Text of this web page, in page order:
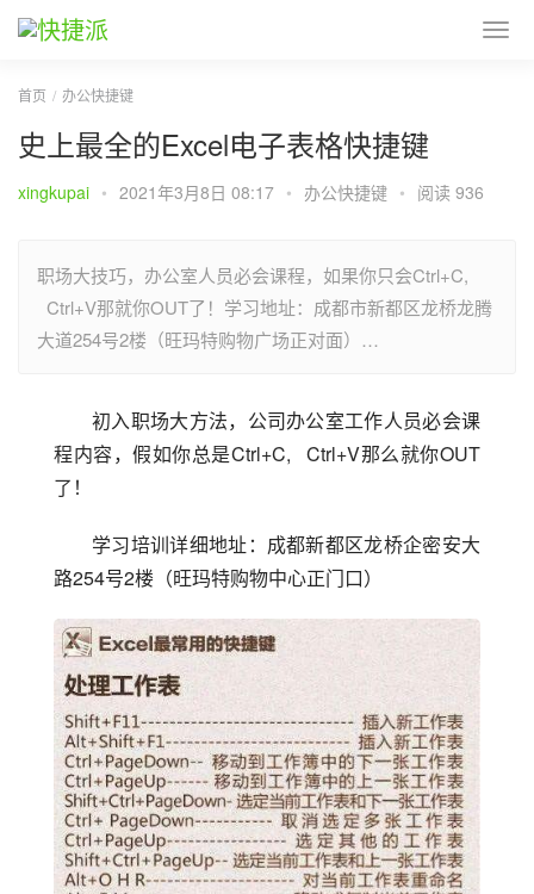
首页 办公快捷键
史上最全的Excel电子表格快捷键
xingkupai • 2021年3月8日 08:17 • 办公快捷键 • 阅读 936
职场大技巧，办公室人员必会课程，如果你只会Ctrl+C,
Ctrl+V那就你OUT了！学习地址：成都市新都区龙桥龙腾
大道254号2楼（旺玛特购物广场正对面）…
初入职场大方法，公司办公室工作人员必会课
程内容，假如你总是Ctrl+C,   Ctrl+V那么就你OUT
了！
学习培训详细地址：成都新都区龙桥企密安大
路254号2楼（旺玛特购物中心正门口）